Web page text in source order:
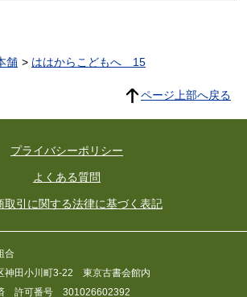
舗 ははからこどもへ 15
ページ上部へ戻る
プライバシーポリシー
よくある質問
取引に関する法律に基づく表記
合
神田小川町3-22 東京古書会館内
許可番号 301026602392